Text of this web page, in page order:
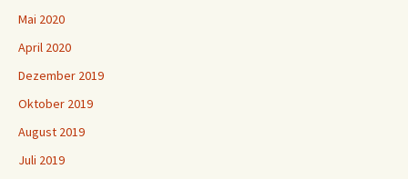
Mai 2020
April 2020
Dezember 2019
Oktober 2019
August 2019
Juli 2019